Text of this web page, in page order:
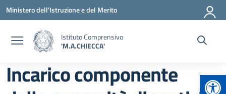
Vai ai contenuti
Vai al menu di navigazione
Vai al footer
Ministero dell'Istruzione e del Merito
Istituto Comprensivo
'M.A.CHIECCA'
Incarico componente